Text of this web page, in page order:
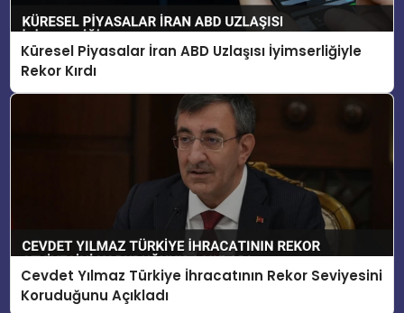
Küresel Piyasalar İran ABD Uzlaşısı İyimserliğiyle
Rekor Kırdı
Cevdet Yılmaz Türkiye İhracatının Rekor Seviyesini
Koruduğunu Açıkladı